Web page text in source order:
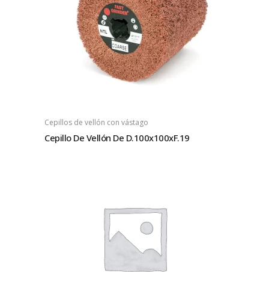
Cepillos de vellón con vástago
Cepillo De Vellón De D.100x100xF.19